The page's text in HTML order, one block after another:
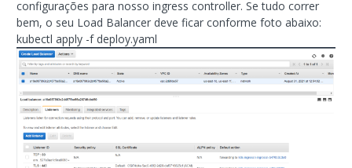
configurações para nosso ingress controller. Se tudo correr
bem, o seu Load Balancer deve ficar conforme foto abaixo:
kubectl apply -f deploy.yaml